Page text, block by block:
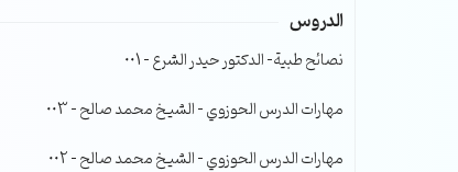
الصوت.الدروس
نصائح طبية- الدكتور حيدر الشرع – 001
مهارات الدرس الحوزوي – الشيخ محمد صالح – 003
مهارات الدرس الحوزوي – الشيخ محمد صالح – 002